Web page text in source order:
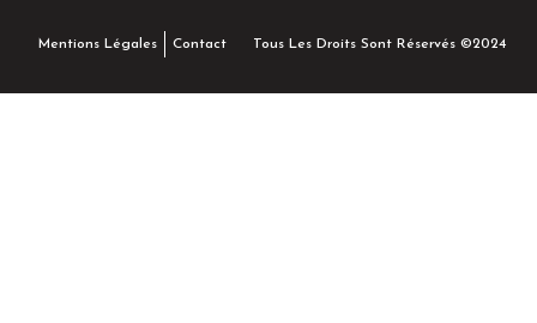
Mentions Légales Contact Tous Les Droits Sont Réservés ©2024